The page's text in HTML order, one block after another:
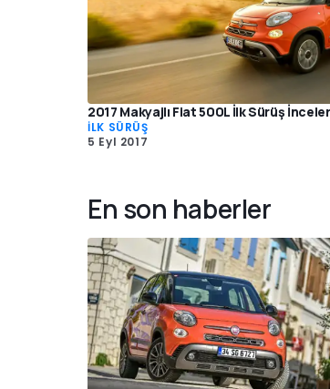
2017 Makyajlı Fiat 500L İlk Sürüş
İLK SÜRÜŞ
5 Eyl 2017
En son haberler